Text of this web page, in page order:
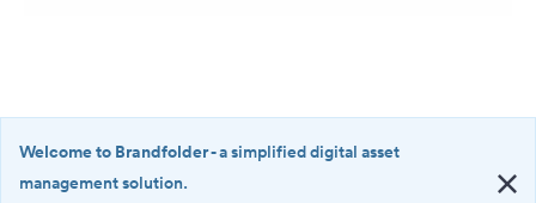
Welcome to Brandfolder- a simplified digital asset
management solution.